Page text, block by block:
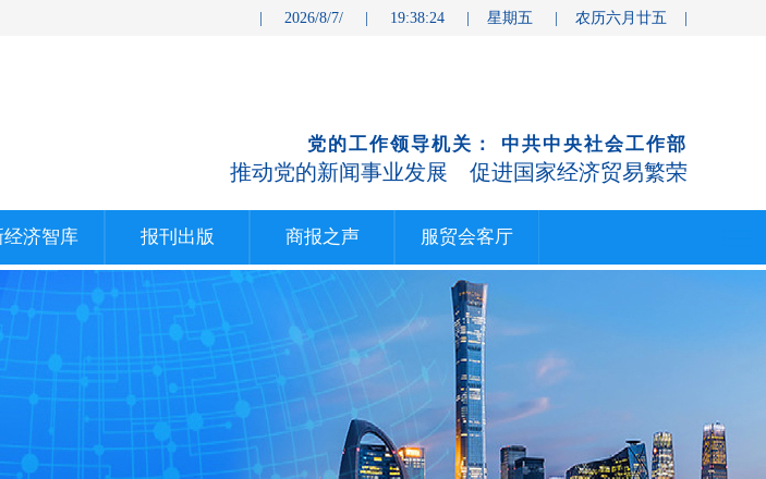
| 2026/8/7/ | 19:38:24 | 星期五 | 农历六月廿五 |
党的工作领导机关： 中共中央社会工作部
推动党的新闻事业发展 促进国家经济贸易繁荣
经济智库 报刊出版 商报之声 服贸会客厅